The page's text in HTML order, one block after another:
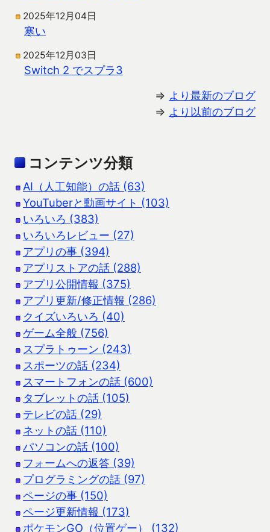
2025年12月04日
寒い
2025年12月03日
Switch 2 でスプラ3
⇒ より最新のブログ
⇒ より以前のブログ
コンテンツ分類
AI（人工知能）の話 (63)
YouTuberと動画サイト (103)
いろいろ (383)
いろいろレビュー (27)
アプリの事 (394)
アプリストアの話 (288)
アプリ公開情報 (375)
アプリ更新/修正情報 (286)
クイズいろいろ (40)
ゲーム全般 (756)
スプラトゥーン (243)
スポーツの話 (234)
スマートフォンの話 (600)
タブレットの話 (105)
テレビの話 (29)
ネットの話 (110)
パソコンの話 (100)
フォームへの返答 (39)
プログラミングの話 (97)
ページの事 (150)
ページ更新情報 (173)
ポケモンGO（位置ゲー） (132)